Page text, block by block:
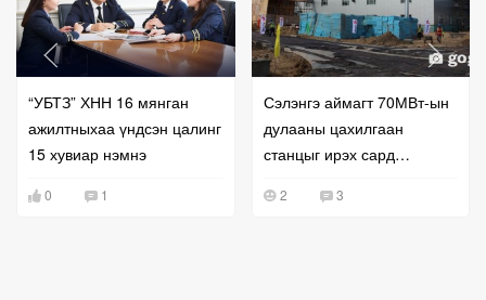
“УБТЗ” ХНН 16 мянган
ажилтныхаа үндсэн цалинг
15 хувиар нэмнэ
0 1
Сэлэнгэ аймагт 70МВт-ын
дулааны цахилгаан
станцыг ирэх сард
2 3